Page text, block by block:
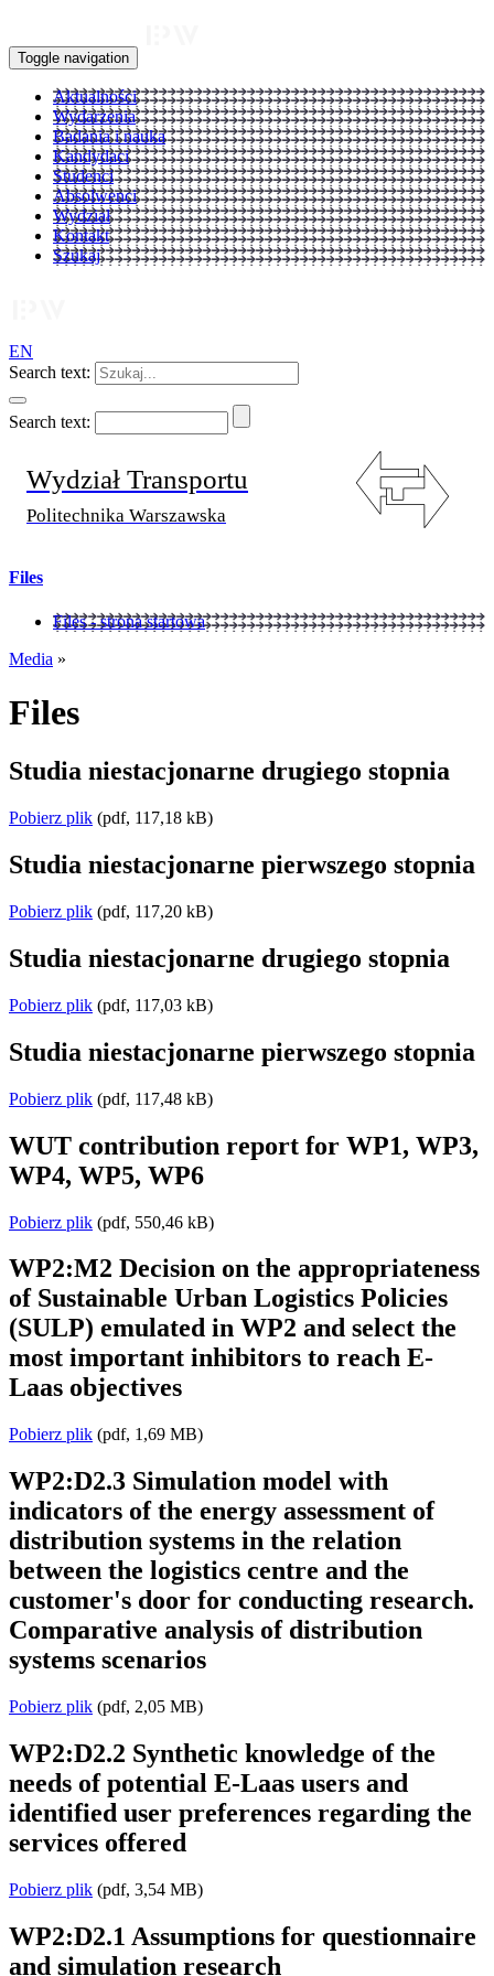
Toggle navigation
Aktualności
Wydarzenia
Badania i nauka
Kandydaci
Studenci
Absolwenci
Wydział
Kontakt
Szukaj
EN
Search text:
Search text:
Wydział Transportu
Politechnika Warszawska
Files
Files - strona startowa
Media »
Files
Studia niestacjonarne drugiego stopnia
Pobierz plik (pdf, 117,18 kB)
Studia niestacjonarne pierwszego stopnia
Pobierz plik (pdf, 117,20 kB)
Studia niestacjonarne drugiego stopnia
Pobierz plik (pdf, 117,03 kB)
Studia niestacjonarne pierwszego stopnia
Pobierz plik (pdf, 117,48 kB)
WUT contribution report for WP1, WP3,
WP4, WP5, WP6
Pobierz plik (pdf, 550,46 kB)
WP2:M2 Decision on the appropriateness
of Sustainable Urban Logistics Policies
(SULP) emulated in WP2 and select the
most important inhibitors to reach E-
Laas objectives
Pobierz plik (pdf, 1,69 MB)
WP2:D2.3 Simulation model with
indicators of the energy assessment of
distribution systems in the relation
between the logistics centre and the
customer's door for conducting research.
Comparative analysis of distribution
systems scenarios
Pobierz plik (pdf, 2,05 MB)
WP2:D2.2 Synthetic knowledge of the
needs of potential E-Laas users and
identified user preferences regarding the
services offered
Pobierz plik (pdf, 3,54 MB)
WP2:D2.1 Assumptions for questionnaire
and simulation research